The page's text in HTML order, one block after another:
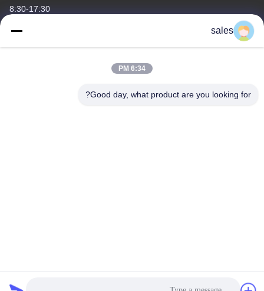
8:30-17:30
عنواننا sales
6:34 PM
Good day, what product are you looking for?